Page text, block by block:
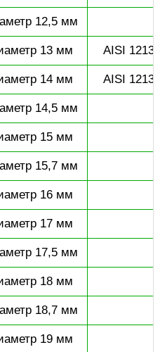
12,5 мм
13 мм AISI 1213
14 мм AISI 1213
14,5 мм
15 мм
15,7 мм
16 мм
17 мм
17,5 мм
18 мм
18,7 мм
19 мм